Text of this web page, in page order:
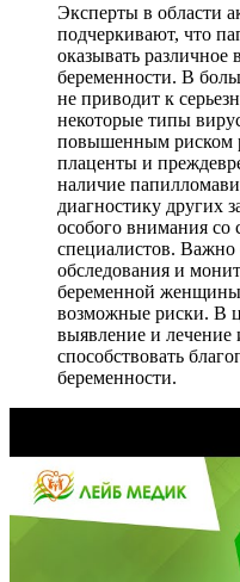
Эксперты в области
подчеркивают, что
оказывать различное
беременности. В
не приводит к
некоторые типы
повышенным риском
плаценты и
наличие
диагностику других
особого внимания
специалистов. Важно
обследования и
беременной
возможные риски. В
выявление и
способствовать
беременности.